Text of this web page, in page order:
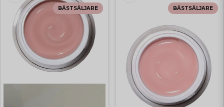
BÄSTSÄLJARE BÄSTSÄLJARE